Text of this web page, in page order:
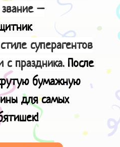
–
суперагентов
с праздника. После
бумажную
для самых